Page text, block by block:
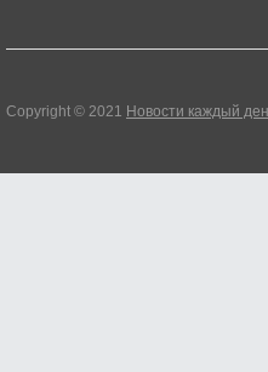
Copyright © 2021 Новости каждый